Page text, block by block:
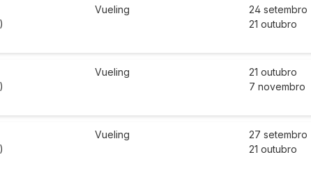
Vueling
24 setembro
21 outubro
Vueling
21 outubro
7 novembro
Vueling
27 setembro
21 outubro